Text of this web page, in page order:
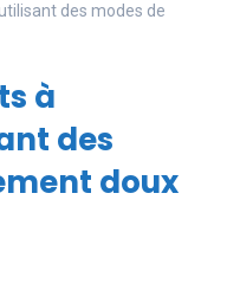
des modes de
à
des
doux